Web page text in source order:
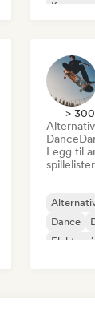
>
Dance
Legg til
spillelister
Dance